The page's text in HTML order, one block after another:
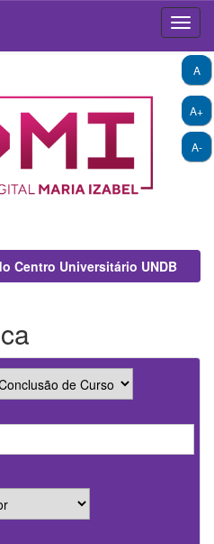
A+
A-
A
Centro Universitário UNDB